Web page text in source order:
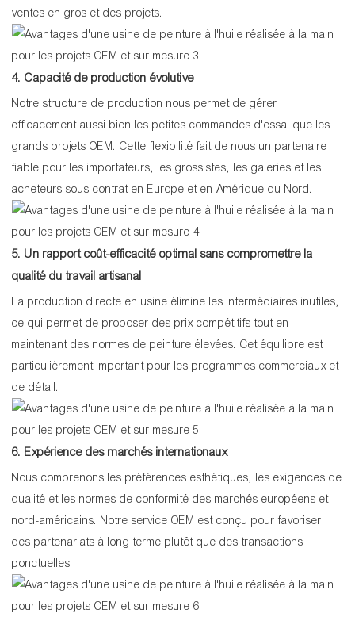
ventes en gros et des projets.
4. Capacité de production évolutive
Notre structure de production nous permet de gérer
efficacement aussi bien les petites commandes d'essai que les
grands projets OEM. Cette flexibilité fait de nous un partenaire
fiable pour les importateurs, les grossistes, les galeries et les
acheteurs sous contrat en Europe et en Amérique du Nord.
5. Un rapport coût-efficacité optimal sans compromettre la
qualité du travail artisanal
La production directe en usine élimine les intermédiaires inutiles,
ce qui permet de proposer des prix compétitifs tout en
maintenant des normes de peinture élevées. Cet équilibre est
particulièrement important pour les programmes commerciaux et
de détail.
6. Expérience des marchés internationaux
Nous comprenons les préférences esthétiques, les exigences de
qualité et les normes de conformité des marchés européens et
nord-américains. Notre service OEM est conçu pour favoriser
des partenariats à long terme plutôt que des transactions
ponctuelles.